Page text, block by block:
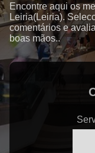
Encontre aqui os
Leiria(Leiria).
comentários e
boas mãos..